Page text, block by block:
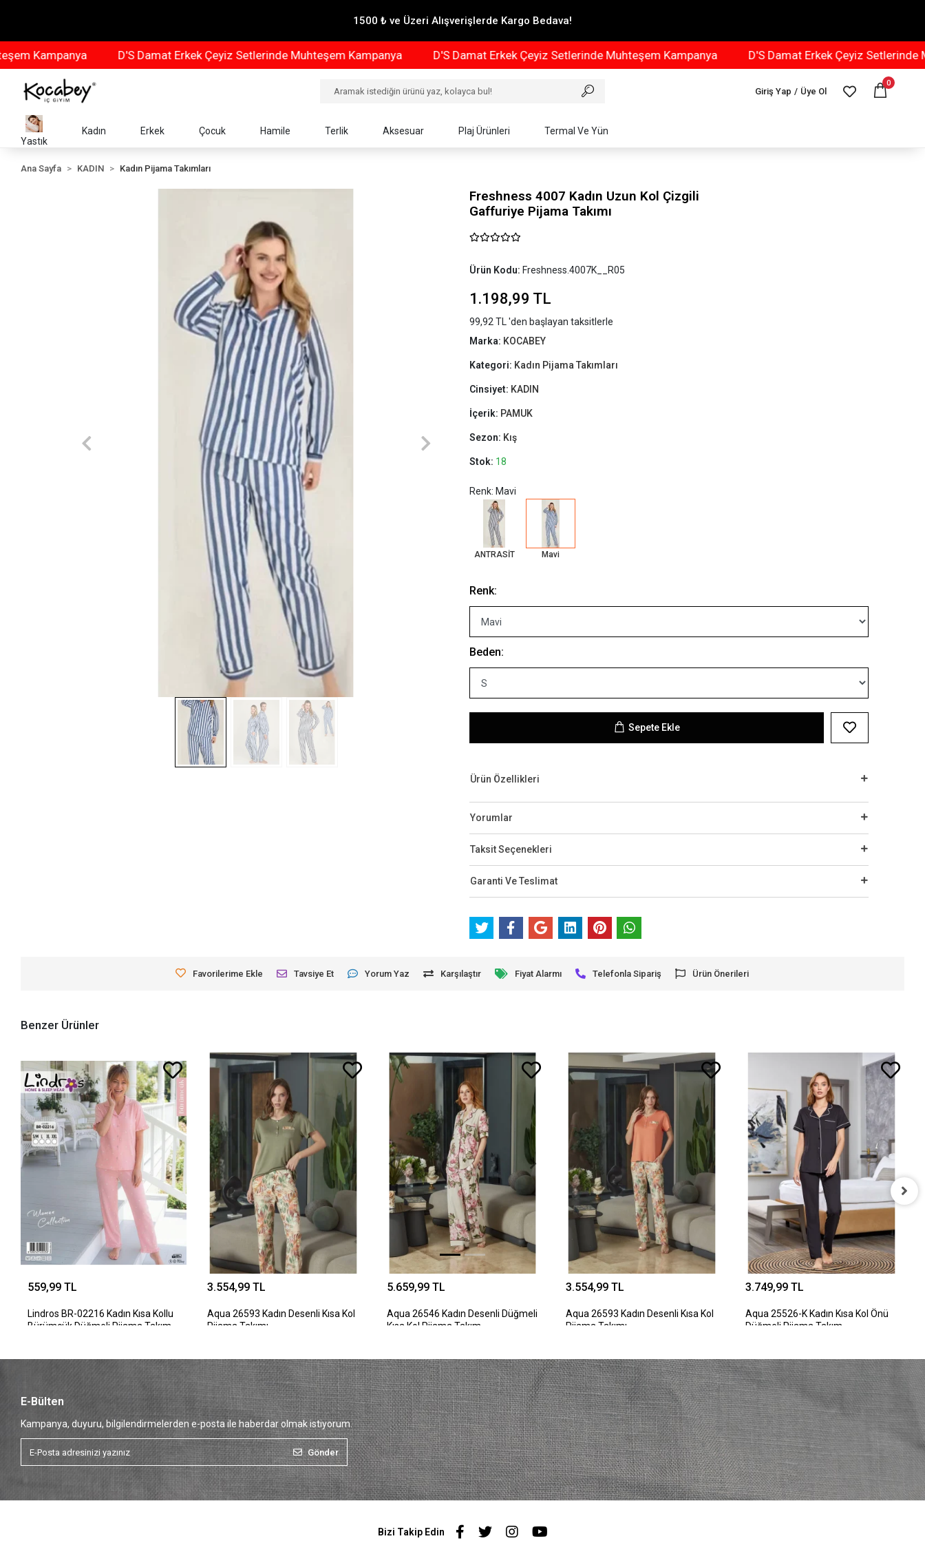
1500 ₺ ve Üzeri Alışverişlerde Kargo Bedava!
D'S Damat Erkek Çeyiz Setlerinde Muhteşem Kampanya D'S Damat Erkek Çeyiz Setlerinde Muhteşem Kampanya D'S Damat Erkek Çeyiz Setlerinde
Giriş Yap / Üye Ol
0
Yastık
Kadın Erkek Çocuk Hamile Terlik Aksesuar Plaj Ürünleri Termal Ve Yün
Ana Sayfa KADIN Kadın Pijama Takımları
Freshness 4007 Kadın Uzun Kol Çizgili
Gaffuriye Pijama Takımı
Ürün Kodu: Freshness.4007K__R05
1.198,99 TL
99,92 TL 'den başlayan taksitlerle
Marka: KOCABEY
Kategori: Kadın Pijama Takımları
Cinsiyet: KADIN
İçerik: PAMUK
Sezon: Kış
Stok: 18
Renk: Mavi
ANTRASİT Mavi
Renk:
Beden:
Sepete Ekle
Ürün Özellikleri
Yorumlar
Taksit Seçenekleri
Garanti Ve Teslimat
Favorilerime Ekle Tavsiye Et Yorum Yaz Karşılaştır Fiyat Alarmı Telefonla Sipariş Ürün Önerileri
Benzer Ürünler
559,99 TL
Lindros BR-02216 Kadın Kısa Kollu
Bürümcük Düğmeli Pijama Takım
3.554,99 TL
Aqua 26593 Kadın Desenli Kısa Kol
Pijama Takımı
5.659,99 TL
Aqua 26546 Kadın Desenli Düğmeli
Kısa Kol Pijama Takım
3.554,99 TL
Aqua 26593 Kadın Desenli Kısa Kol
Pijama Takımı
3.749,99 TL
Aqua 25526-K Kadın Kısa Kol Önü
Düğmeli Pijama Takım
E-Bülten
Kampanya, duyuru, bilgilendirmelerden e-posta ile haberdar olmak istiyorum.
Gönder
Bizi Takip Edin